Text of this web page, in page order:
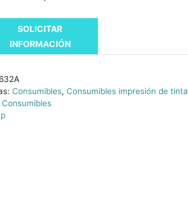
SOLICITAR
INFORMACIÓN
Consumibles, Consumibles impresión de tinta
Consumibles